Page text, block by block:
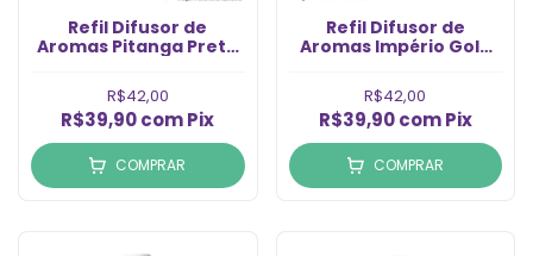
Refil Difusor de
Aromas Pitanga Preta
R$42,00
R$39,90comPix
COMPRAR
Refil Difusor de
Aromas Império Gold
R$42,00
R$39,90com Pix
COMPRAR